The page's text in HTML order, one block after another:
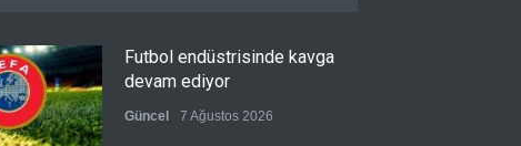
Futbol endüstrisinde kavga
devam ediyor
Güncel 7 Ağustos 2026